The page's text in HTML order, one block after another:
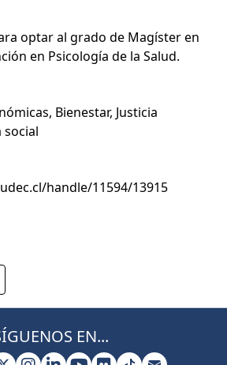
optar al grado de Magíster en
en Psicología de la Salud.
, Bienestar, Justicia
social
handle/11594/13915
EN...